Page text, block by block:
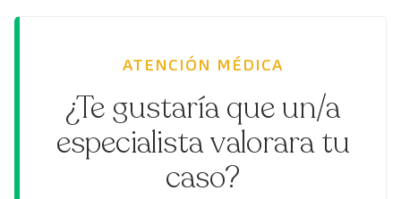
ATENCIÓN MÉDICA
¿Te gustaría que un/a
especialista valorara tu
caso?